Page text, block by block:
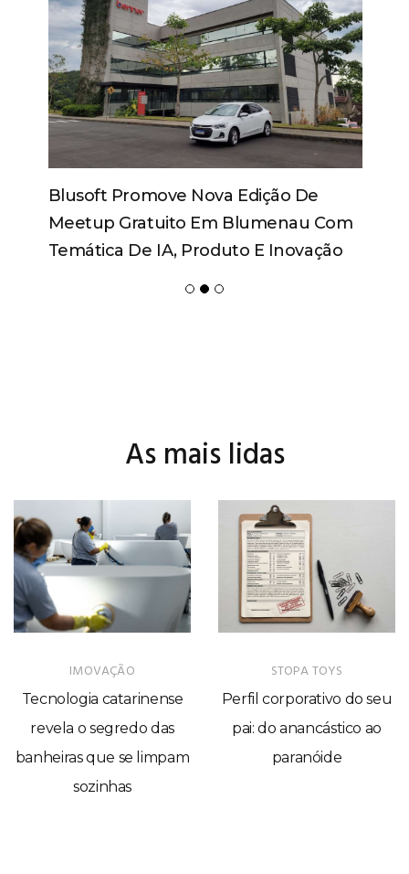
Blusoft Promove Nova Edição De
Meetup Gratuito Em Blumenau Com
Temática De IA, Produto E Inovação
As mais lidas
IMOVAÇÃO
Tecnologia catarinense
revela o segredo das
banheiras que se limpam
sozinhas
STOPA TOYS
Perfil corporativo do seu
pai: do anancástico ao
paranóide